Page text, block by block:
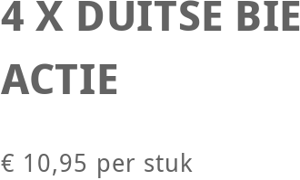
4 X DUITSE
ACTIE
€ 10,95 per stuk